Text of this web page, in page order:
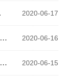
2020-06-17
2020-06-16
2020-06-15